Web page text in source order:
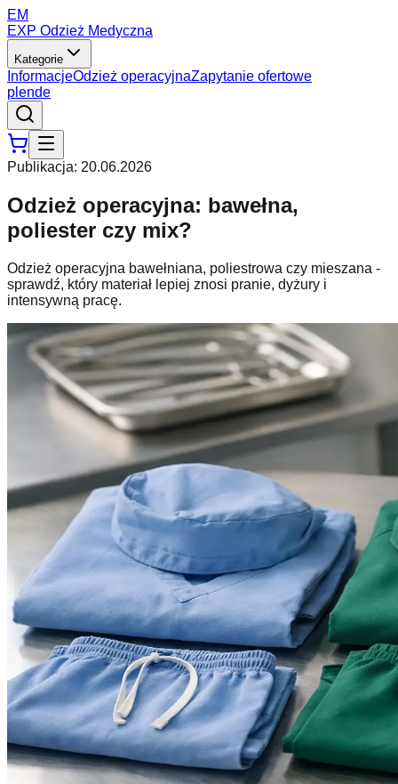
EM
EXP Odzież Medyczna
Kategorie
InformacjeOdzież operacyjnaZapytanie ofertowe
pl ende
Publikacja: 20.06.2026
Odzież operacyjna: bawełna,
poliester czy mix?
Odzież operacyjna bawełniana, poliestrowa czy mieszana -
sprawdź, który materiał lepiej znosi pranie, dyżury i
intensywną pracę.